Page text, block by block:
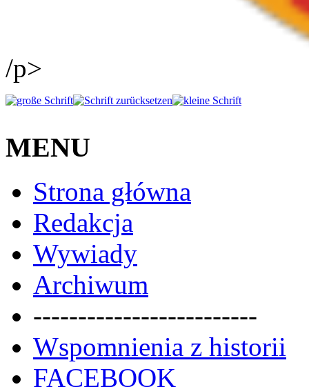
/p>
MENU
Strona główna
Redakcja
Wywiady
Archiwum
-------------------------
Wspomnienia z historii
FACEBOOK